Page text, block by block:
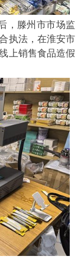
，滕州市市场监
执法，在淮安市
上销售食品造假